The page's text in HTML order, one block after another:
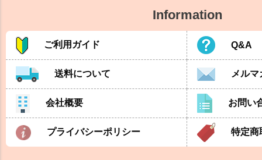
Information
ご利用ガイド Q&A
送料について メル
会社概要 お問い
プライバシーポリシー 特定商